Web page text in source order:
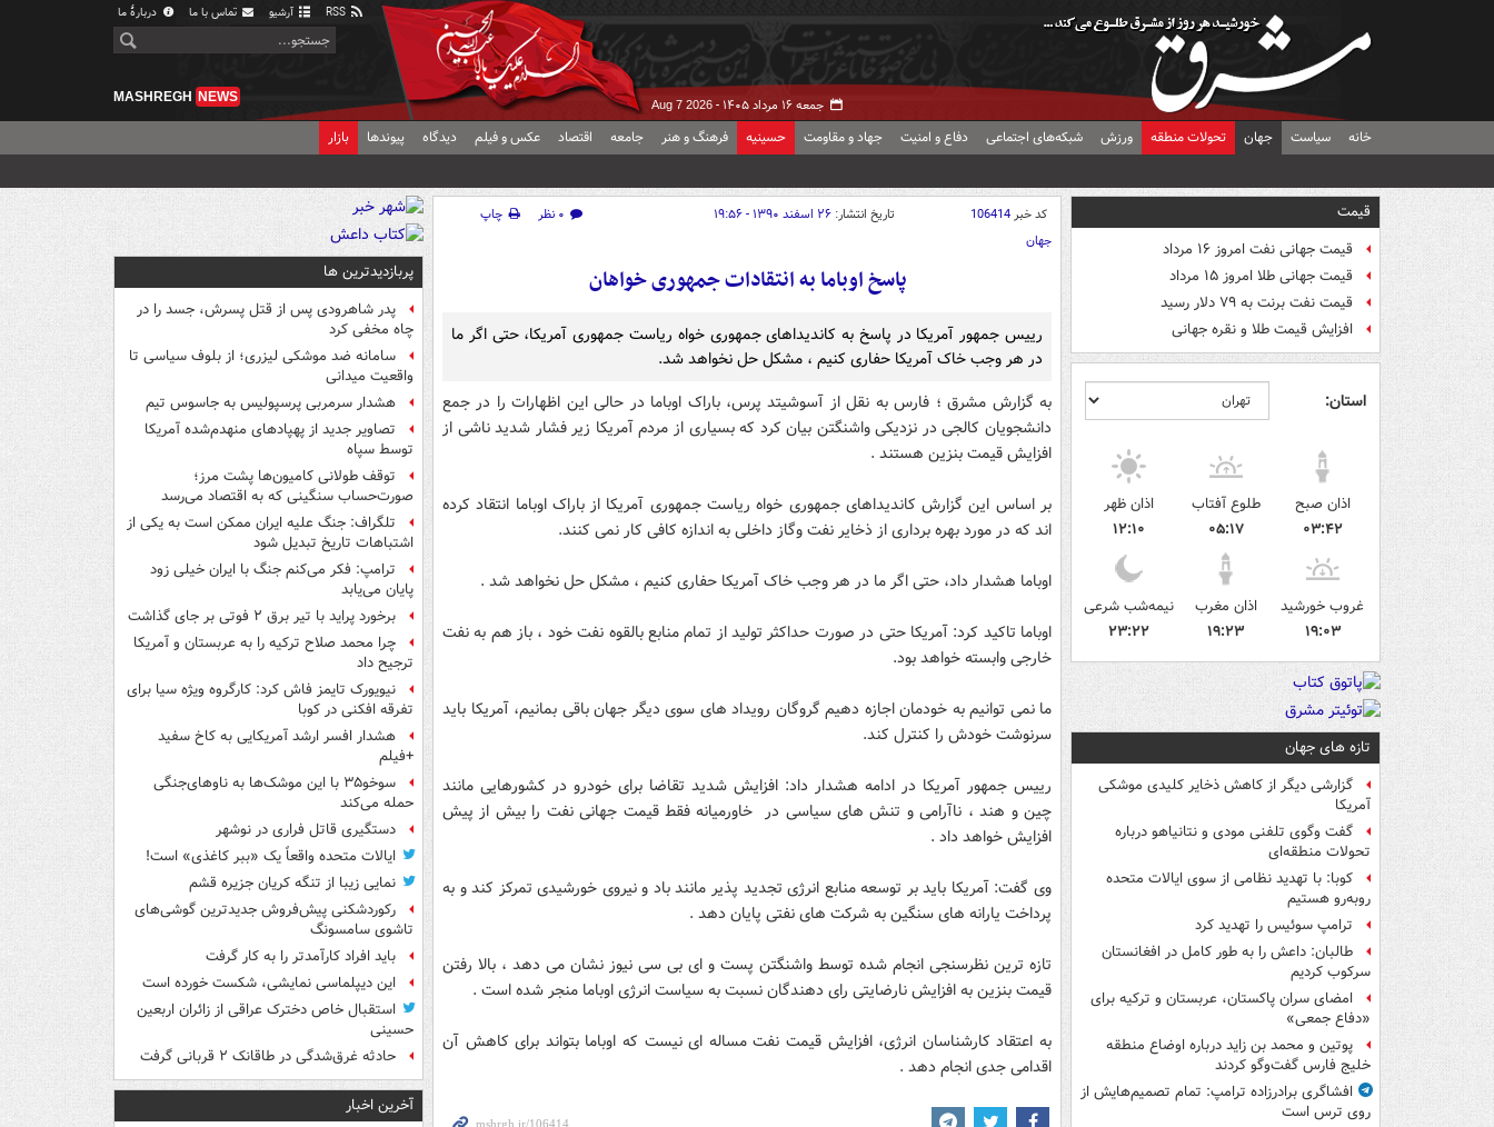
آرشیو تماس با ما دربارهٔ ما
جمعه ۱۶ مرداد ۱۴۰۵ - Aug 7 2026
MASHREGH NEWS
خانه سیاست جهان تحولات منطقه ورزش شبکه‌های اجتماعی دفاع و امنیت جهاد و مقاومت حسینیه فرهنگ و هنر جامعه اقتصاد عکس و فیلم دیدگاه پیوندها بازار
قیمت
قیمت جهانی نفت امروز ۱۶ مرداد
قیمت جهانی طلا امروز ۱۵ مرداد
قیمت نفت برنت به ۷۹ دلار رسید
افزایش قیمت طلا و نقره جهانی
استان:
اذان صبح
۰۳:۴۲
طلوع آفتاب
۰۵:۱۷
اذان ظهر
۱۲:۱۰
غروب خورشید
۱۹:۰۳
اذان مغرب
۱۹:۲۳
نیمه‌شب شرعی
۲۳:۲۲
تازه های جهان
گزارشی دیگر از کاهش ذخایر کلیدی موشکی
آمریکا
گفت وگوی تلفنی مودی و نتانیاهو درباره
تحولات منطقه‌ای
کوبا: با تهدید نظامی از سوی ایالات متحده
روبه‌رو هستیم
ترامپ سوئیس را تهدید کرد
طالبان: داعش را به طور کامل در افغانستان
سرکوب کردیم
امضای سران پاکستان، عربستان و ترکیه برای
«دفاع جمعی»
پوتین و محمد بن زاید درباره اوضاع منطقه
خلیج فارس گفت‌وگو کردند
افشاگری برادرزاده ترامپ: تمام تصمیم‌هایش از
روی ترس است
کد خبر106414 تاریخ انتشار: ۲۶ اسفند ۱۳۹۰ - ۱۹:۵۶ ۰ نظر
چاپ
جهان
پاسخ اوباما به انتقادات جمهوری خواهان
رییس جمهور آمریکا در پاسخ به کاندیداهای جمهوری خواه ریاست جمهوری آمریکا، حتی اگر ما
در هر وجب خاک آمریکا حفاری کنیم ، مشکل حل نخواهد شد.
به گزارش مشرق ؛ فارس به نقل از آسوشیتد پرس، باراک اوباما در حالی این اظهارات را در جمع
دانشجویان کالجی در نزدیکی واشنگتن بیان کرد که بسیاری از مردم آمریکا زیر فشار شدید ناشی از
افزایش قیمت بنزین هستند .
بر اساس این گزارش کاندیداهای جمهوری خواه ریاست جمهوری آمریکا از باراک اوباما انتقاد کرده
اند که در مورد بهره برداری از ذخایر نفت وگاز داخلی به اندازه کافی کار نمی کنند.
اوباما هشدار داد، حتی اگر ما در هر وجب خاک آمریکا حفاری کنیم ، مشکل حل نخواهد شد .
اوباما تاکید کرد: آمریکا حتی در صورت حداکثر تولید از تمام منابع بالقوه نفت خود ، باز هم به نفت
خارجی وابسته خواهد بود.
ما نمی توانیم به خودمان اجازه دهیم گروگان رویداد های سوی دیگر جهان باقی بمانیم، آمریکا باید
سرنوشت خودش را کنترل کند.
رییس جمهور آمریکا در ادامه هشدار داد: افزایش شدید تقاضا برای خودرو در کشورهایی مانند
چین و هند ، ناآرامی و تنش های سیاسی در خاورمیانه فقط قیمت جهانی نفت را بیش از پیش
افزایش خواهد داد .
وی گفت: آمریکا باید بر توسعه منابع انرژی تجدید پذیر مانند باد و نیروی خورشیدی تمرکز کند و به
پرداخت یارانه های سنگین به شرکت های نفتی پایان دهد .
تازه ترین نظرسنجی انجام شده توسط واشنگتن پست و ای بی سی نیوز نشان می دهد ، بالا رفتن
قیمت بنزین به افزایش نارضایتی رای دهندگان نسبت به سیاست انرژی اوباما منجر شده است .
به اعتقاد کارشناسان انرژی، افزایش قیمت نفت مساله ای نیست که اوباما بتواند برای کاهش آن
اقدامی جدی انجام دهد .
پربازدیدترین ها
پدر شاهرودی پس از قتل پسرش، جسد را در
چاه مخفی کرد
سامانه ضد موشکی لیزری؛ از بلوف سیاسی تا
واقعیت میدانی
هشدار سرمربی پرسپولیس به جاسوس تیم
تصاویر جدید از پهپادهای منهدم‌شده آمریکا
توسط سپاه
توقف طولانی کامیون‌ها پشت مرز؛
صورت‌حساب سنگینی که به اقتصاد می‌رسد
تلگراف: جنگ علیه ایران ممکن است به یکی از
اشتباهات تاریخ تبدیل شود
ترامپ: فکر می‌کنم جنگ با ایران خیلی زود
پایان می‌یابد
برخورد پراید با تیر برق ۲ فوتی بر جای گذاشت
چرا محمد صلاح ترکیه را به عربستان و آمریکا
ترجیح داد
نیویورک تایمز فاش کرد: کارگروه ویژه سیا برای
تفرقه افکنی در کوبا
هشدار افسر ارشد آمریکایی به کاخ سفید
+فیلم
سوخو۳۵ با این موشک‌ها به ناوهای‌جنگی
حمله می‌کند
دستگیری قاتل فراری در نوشهر
ایالات متحده واقعاً یک «ببر کاغذی» است!
نمایی زیبا از تنگه کریان جزیره قشم
رکوردشکنی پیش‌فروش جدیدترین گوشی‌های
تاشوی سامسونگ
باید افراد کارآمدتر را به کار گرفت
این دیپلماسی نمایشی، شکست خورده است
استقبال خاص دخترک عراقی از زائران اربعین
حسینی
حادثه غرق‌شدگی در طاقانک ۲ قربانی گرفت
آخرین اخبار